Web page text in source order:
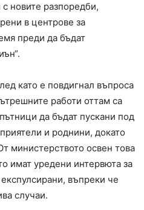
новите разпоредби,
в центрове за
преди да бъдат
като е повдигнал въпроса
работи оттам са
да бъдат пускани под
и роднини, докато
министерството освен това
имат уредени интервюта за
въпреки че
случаи.